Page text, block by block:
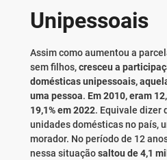
Unipessoais
Assim como aumentou a
sem filhos,cresceu a
domésticas unipessoais,
uma pessoa. Em 2010, eram
19,1% em 2022. Equivale dizer
unidades domésticas no país,
morador. No período de 12
nessa situaçãosaltou de 4,1